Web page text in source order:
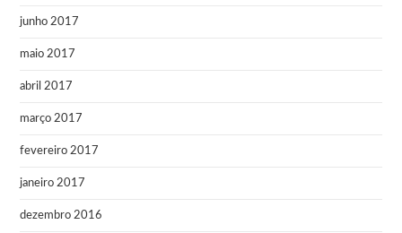
junho 2017
maio 2017
abril 2017
março 2017
fevereiro 2017
janeiro 2017
dezembro 2016